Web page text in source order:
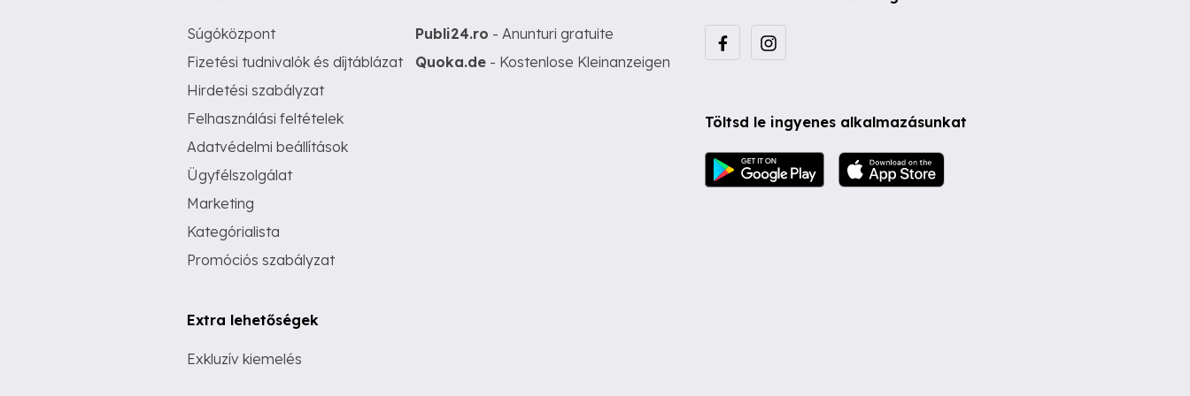
Súgóközpont
Fizetési tudnivalók és díjtáblázat
Hirdetési szabályzat
Felhasználási feltételek
Adatvédelmi beállítások
Ügyfélszolgálat
Marketing
Kategórialista
Promóciós szabályzat
Extra lehetőségek
Exkluzív kiemelés
Publi24.ro - Anunturi gratuite
Quoka.de - Kostenlose Kleinanzeigen
Töltsd le ingyenes alkalmazásunkat